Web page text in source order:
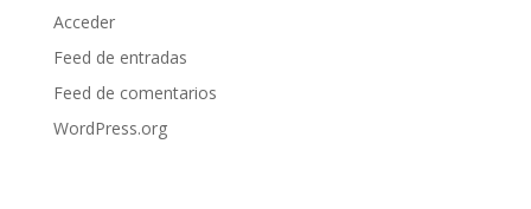
Acceder
Feed de entradas
Feed de comentarios
WordPress.org